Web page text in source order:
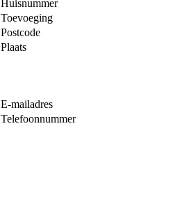
Huisnummer
Toevoeging
Postcode
Plaats
E-mailadres
Telefoonnummer